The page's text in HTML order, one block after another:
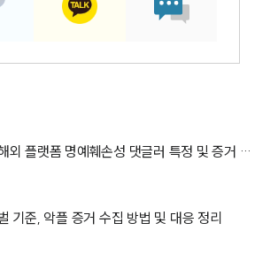
온라인명예훼손 | 해외 플랫폼 명예훼손성 댓글러 특정 및 증거 수집방법
기준, 악플 증거 수집 방법 및 대응 정리